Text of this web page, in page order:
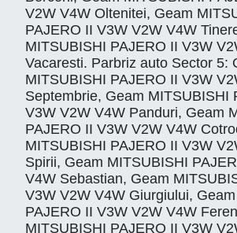
V2W V4W Oltenitei, Geam
PAJERO II V3W V2W V4W
MITSUBISHI PAJERO II V3W
Vacaresti. Parbriz auto Sector 5:
MITSUBISHI PAJERO II V3W
Septembrie, Geam MITSUBISHI
V3W V2W V4W Panduri, Geam
PAJERO II V3W V2W V4W
MITSUBISHI PAJERO II V3W
Spirii, Geam MITSUBISHI
V4W Sebastian, Geam
V3W V2W V4W Giurgiului,
PAJERO II V3W V2W V4W
MITSUBISHI PAJERO II V3W